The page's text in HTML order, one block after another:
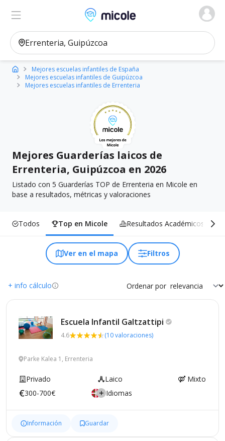
Micole, buscador de colegios
Ver en el mapa
Mejores escuelas infantiles de España
Mejores escuelas infantiles de Guipúzcoa
Mejores escuelas infantiles de Errenteria
Mejores Guarderías laicos de
Errenteria, Guipúzcoa en 2026
Listado con 5 Guarderías TOP de Errenteria en Micole en
base a resultados, métricas y valoraciones
Todos Top en Micole Resultados Académicos
Ver en el mapa Filtros
+ info cálculo Ordenar por
Escuela Infantil Galtzattipi
4.6 (10 valoraciones)
Parke Kalea 1, Errenteria
Privado Laico
Mixto
300-700€
Idiomas
Información Guardar